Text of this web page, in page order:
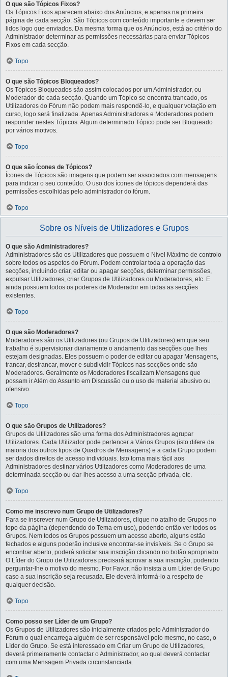
O que são Tópicos Fixos?
Os Tópicos Fixos aparecem abaixo dos Anúncios, e apenas na primeira
página de cada secção. São Tópicos com conteúdo importante e devem ser
lidos logo que enviados. Da mesma forma que os Anúncios, está ao critério do
Administrador determinar as permissões necessárias para enviar Tópicos
Fixos em cada secção.
Topo
O que são Tópicos Bloqueados?
Os Tópicos Bloqueados são assim colocados por um Administrador, ou
Moderador de cada secção. Quando um Tópico se encontra trancado, os
Utilizadores do Fórum não podem mais respondê-lo, e qualquer votação em
curso, logo será finalizada. Apenas Administradores e Moderadores podem
responder nestes Tópicos. Algum determinado Tópico pode ser Bloqueado
por vários motivos.
Topo
O que são ícones de Tópicos?
Ícones de Tópicos são imagens que podem ser associados com mensagens
para indicar o seu conteúdo. O uso dos ícones de tópicos dependerá das
permissões escolhidas pelo administrador do fórum.
Topo
Sobre os Níveis de Utilizadores e Grupos
O que são Administradores?
Administradores são os Utilizadores que possuem o Nível Máximo de controlo
sobre todos os aspetos do Fórum. Podem controlar toda a operação das
secções, incluindo criar, editar ou apagar secções, determinar permissões,
expulsar Utilizadores, criar Grupos de Utilizadores ou Moderadores, etc. E
ainda possuem todos os poderes de Moderador em todas as secções
existentes.
Topo
O que são Moderadores?
Moderadores são os Utilizadores (ou Grupos de Utilizadores) em que seu
trabalho é supervisionar diariamente o andamento das secções que lhes
estejam designadas. Eles possuem o poder de editar ou apagar Mensagens,
trancar, destrancar, mover e subdividir Tópicos nas secções onde são
Moderadores. Geralmente os Moderadores fiscalizam Mensagens que
possam ir Além do Assunto em Discussão ou o uso de material abusivo ou
ofensivo.
Topo
O que são Grupos de Utilizadores?
Grupos de Utilizadores são uma forma dos Administradores agrupar
Utilizadores. Cada Utilizador pode pertencer a Vários Grupos (isto difere da
maioria dos outros tipos de Quadros de Mensagens) e a cada Grupo podem
ser dados direitos de acesso individuais. Isto torna mais fácil aos
Administradores destinar vários Utilizadores como Moderadores de uma
determinada secção ou dar-lhes acesso a uma secção privada, etc.
Topo
Como me inscrevo num Grupo de Utilizadores?
Para se inscrever num Grupo de Utilizadores, clique no atalho de Grupos no
topo da página (dependendo do Tema em uso), podendo então ver todos os
Grupos. Nem todos os Grupos possuem um acesso aberto, alguns estão
fechados e alguns poderão inclusive encontrar-se invisíveis. Se o Grupo se
encontrar aberto, poderá solicitar sua inscrição clicando no botão apropriado.
O Líder do Grupo de Utilizadores precisará aprovar a sua inscrição, podendo
perguntar-lhe o motivo do mesmo. Por Favor, não insista a um Líder de Grupo
caso a sua inscrição seja recusada. Ele deverá informá-lo a respeito de
qualquer decisão.
Topo
Como posso ser Líder de um Grupo?
Os Grupos de Utilizadores são inicialmente criados pelo Administrador do
Fórum o qual encarrega alguém de ser responsável pelo mesmo, no caso, o
Líder do Grupo. Se está interessado em Criar um Grupo de Utilizadores,
deverá primeiramente contactar o Administrador, ao qual deverá contactar
com uma Mensagem Privada circunstanciada.